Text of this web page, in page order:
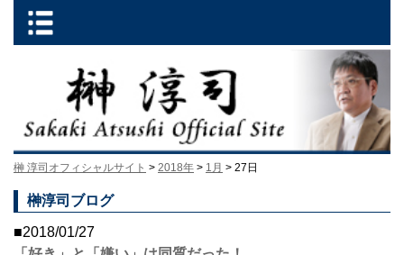
榊 淳司オフィシャルサイト > 2018年 > 1月 > 27日
榊淳司ブログ
■2018/01/27